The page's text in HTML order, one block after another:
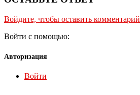
Войдите, чтобы оставить комментарий
Войти с помощью:
Авторизация
Войти